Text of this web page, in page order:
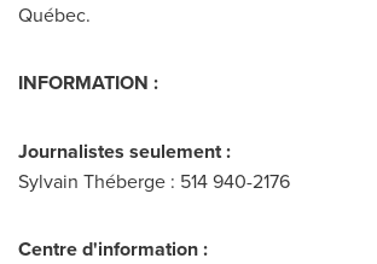
Québec.
INFORMATION :
Journalistes seulement :
Sylvain Théberge : 514 940-2176
Centre d'information :